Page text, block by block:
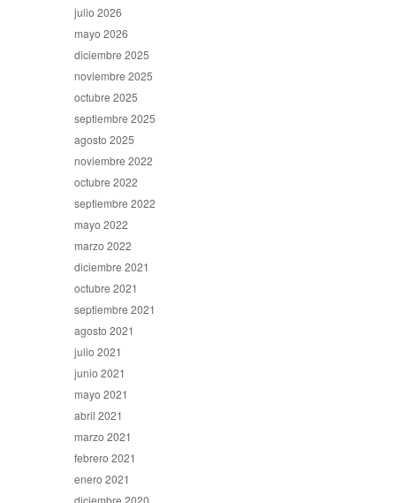
julio 2026
mayo 2026
diciembre 2025
noviembre 2025
octubre 2025
septiembre 2025
agosto 2025
noviembre 2022
octubre 2022
septiembre 2022
mayo 2022
marzo 2022
diciembre 2021
octubre 2021
septiembre 2021
agosto 2021
julio 2021
junio 2021
mayo 2021
abril 2021
marzo 2021
febrero 2021
enero 2021